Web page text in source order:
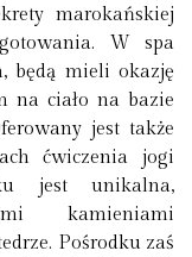
marokańskiej
W spa
będą mieli okazję
na ciało na bazie
jest także
ćwiczenia jogi
jest unikalna,
kamieniami
Pośrodku zaś